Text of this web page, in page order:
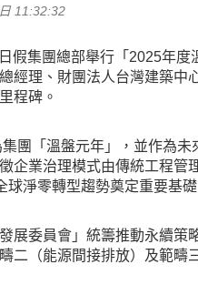
11:32:32
集團總部舉行「2025年
經理、財團法人台灣建築
程碑。
團「溫盤元年」，並作為
企業治理模式由傳統工程
球淨零轉型趨勢奠定重要基礎
展委員會」統籌推動永續策
二（能源間接排放）及範